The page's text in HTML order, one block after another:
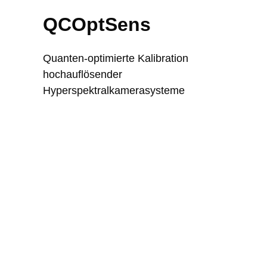
QCOptSens
Quanten-optimierte Kalibration
hochauflösender
Hyperspektralkamerasysteme